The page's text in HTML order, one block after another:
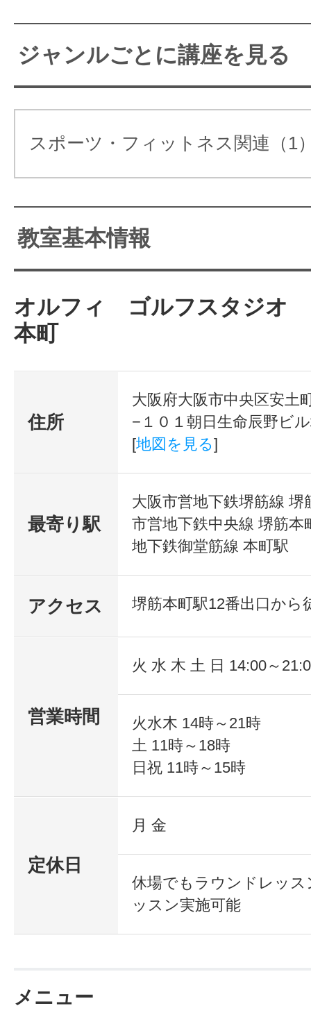
掲載のお問
サイトマッ
ジャンルごとに講座を見る
スポーツ・フィットネス関連（1
教室基本情報
オルフィ ゴルフスタジオ
本町
住所
大阪府大阪市中央区安土
−１０１朝日生命辰野ビ
[地図を見る]
最寄り駅
大阪市営地下鉄堺筋線 堺
市営地下鉄中央線 堺筋本
地下鉄御堂筋線 本町駅
アクセス 堺筋本町駅12番出口から
営業時間
火 水 木 土 日 14:00～
火水木 14時～21時
土 11時～18時
日祝 11時～15時
定休日
月 金
休場でもラウンドレッス
ッスン実施可能
メニュー